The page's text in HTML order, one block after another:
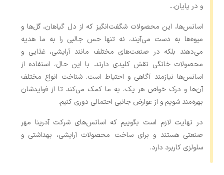
و در پایان...
اسانس‌ها، این محصولات شگفت‌انگیز که از دل گیاهان، گل‌ها و
میوه‌ها به دست می‌آیند، نه تنها حس جالبی را به ما هدیه
می‌دهند بلکه در صنعت‌های مختلف مانند آرایشی، غذایی و
محصولات خانگی نقش کلیدی دارند. با این حال، استفاده از
اسانس‌ها نیازمند آگاهی و احتیاط است. شناخت انواع مختلف
آن‌ها و درک خواص هر یک، به ما کمک می‌کند تا از فوایدشان
بهره‌مند شویم و از عوارض جانبی احتمالی دوری کنیم.
در نهایت لازم است بگوییم که اسانس‌های شرکت آدرینا مهر
صنعتی هستند و برای ساخت محصولات آرایشی، بهداشتی و
سلولزی کاربرد دارد.